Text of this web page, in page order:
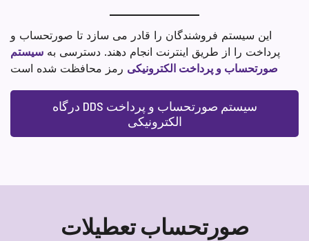
این سیستم فروشندگان را قادر می سازد تا صورتحساب و
پرداخت را از طریق اینترنت انجام دهند. دسترسی به سیستم
صورتحساب و پرداخت الکترونیکی رمز محافظت شده است
درگاه DDS سیستم صورتحساب و پرداخت
الکترونیکی
صورتحساب تعطیلات